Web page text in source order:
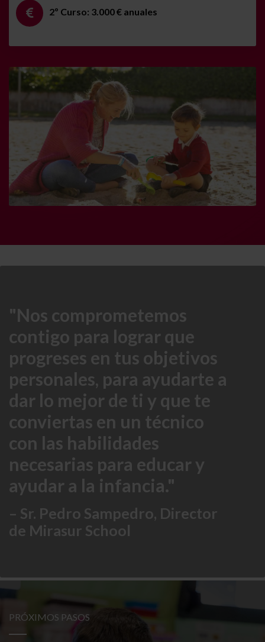
2º Curso: 3.000 € anuales
Nos comprometemos
contigo para lograr que
progreses en tus objetivos
personales, para ayudarte a
dar lo mejor de ti y que te
conviertas en un técnico
con las habilidades
necesarias para educar y
ayudar a la infancia.
– Sr. Pedro Sampedro, Director
de Mirasur School
PRÓXIMOS PASOS